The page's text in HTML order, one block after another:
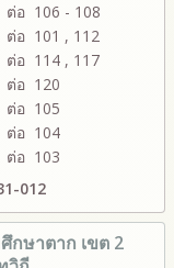
ต่อ 106 - 108
ต่อ 101 , 112
ต่อ 114 , 117
ต่อ 120
ต่อ 105
ต่อ 104
ต่อ 103
012
กษาตาก เขต 2